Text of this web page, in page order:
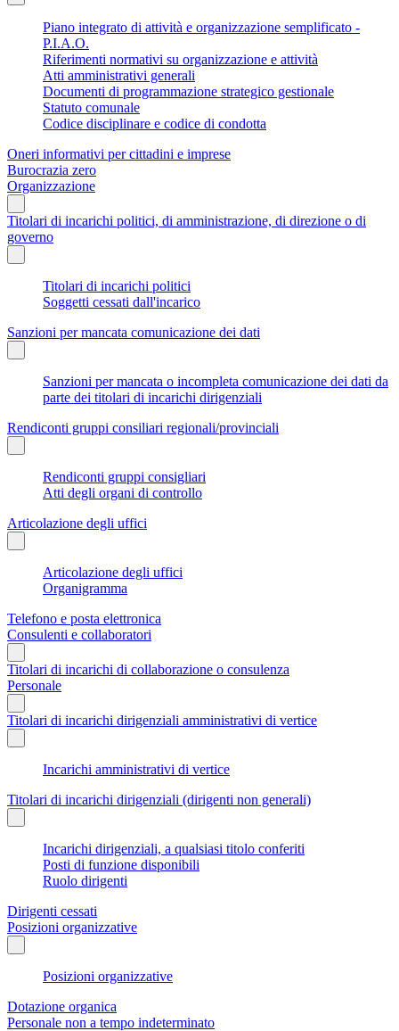
Piano integrato di attività e organizzazione semplificato -
P.I.A.O.
Riferimenti normativi su organizzazione e attività
Atti amministrativi generali
Documenti di programmazione strategico gestionale
Statuto comunale
Codice disciplinare e codice di condotta
Oneri informativi per cittadini e imprese
Burocrazia zero
Organizzazione
Titolari di incarichi politici, di amministrazione, di direzione o di
governo
Titolari di incarichi politici
Soggetti cessati dall'incarico
Sanzioni per mancata comunicazione dei dati
Sanzioni per mancata o incompleta comunicazione dei dati da
parte dei titolari di incarichi dirigenziali
Rendiconti gruppi consiliari regionali/provinciali
Rendiconti gruppi consigliari
Atti degli organi di controllo
Articolazione degli uffici
Articolazione degli uffici
Organigramma
Telefono e posta elettronica
Consulenti e collaboratori
Titolari di incarichi di collaborazione o consulenza
Personale
Titolari di incarichi dirigenziali amministrativi di vertice
Incarichi amministrativi di vertice
Titolari di incarichi dirigenziali (dirigenti non generali)
Incarichi dirigenziali, a qualsiasi titolo conferiti
Posti di funzione disponibili
Ruolo dirigenti
Dirigenti cessati
Posizioni organizzative
Posizioni organizzative
Dotazione organica
Personale non a tempo indeterminato